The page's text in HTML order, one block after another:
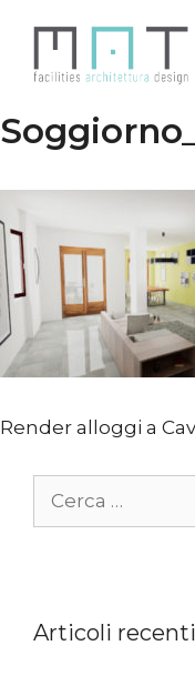
contenuto
Render alloggi a
per:
Articoli recenti